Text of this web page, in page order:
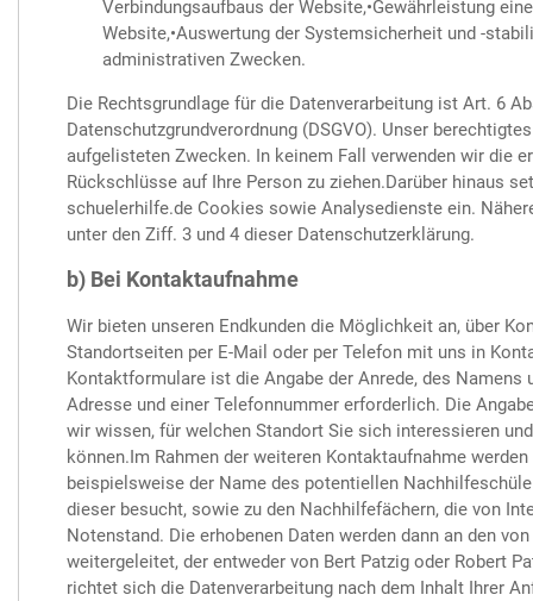
Verbindungsaufbaus der Website,•Gewährleistung
Website,•Auswertung der Systemsicherheit und -
administrativen Zwecken.
Die Rechtsgrundlage für die Datenverarbeitung ist Art. 6
Datenschutzgrundverordnung (DSGVO). Unser
aufgelisteten Zwecken. In keinem Fall verwenden wir die
Rückschlüsse auf Ihre Person zu ziehen.Darüber hinaus
schuelerhilfe.de Cookies sowie Analysedienste ein.
unter den Ziff. 3 und 4 dieser Datenschutzerklärung.
b) Bei Kontaktaufnahme
Wir bieten unseren Endkunden die Möglichkeit an, über
Standortseiten per E-Mail oder per Telefon mit uns in
Kontaktformulare ist die Angabe der Anrede, des Namens
Adresse und einer Telefonnummer erforderlich. Die
wir wissen, für welchen Standort Sie sich interessieren
können.Im Rahmen der weiteren Kontaktaufnahme
beispielsweise der Name des potentiellen
dieser besucht, sowie zu den Nachhilfefächern, die von
Notenstand. Die erhobenen Daten werden dann an den
weitergeleitet, der entweder von Bert Patzig oder Robert
richtet sich die Datenverarbeitung nach dem Inhalt Ihrer